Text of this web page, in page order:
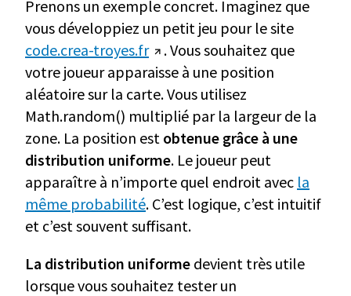
Prenons un exemple concret. Imaginez que
vous développiez un petit jeu pour le site
code.crea-troyes.fr
. Vous souhaitez que
votre joueur apparaisse à une position
aléatoire sur la carte. Vous utilisez
Math.random() multiplié par la largeur de la
zone. La position est obtenue grâce à une
distribution uniforme. Le joueur peut
apparaître à n’importe quel endroit avec la
même probabilité. C’est logique, c’est intuitif
et c’est souvent suffisant.
La distribution uniforme devient très utile
lorsque vous souhaitez tester un